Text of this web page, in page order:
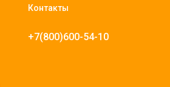
Контакты
+7(800)600-54-10